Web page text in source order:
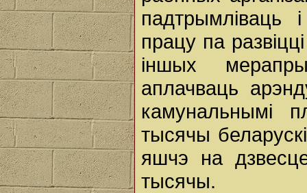
падтрымліваць
працу па
іншых
аплачваць
камунальнымі
тысячы
яшчэ на
тысячы.